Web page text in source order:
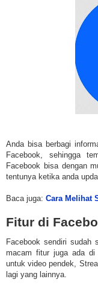
Anda bisa berbagi
Facebook, sehingga
Facebook bisa dengan
tentunya ketika anda
Baca juga: Cara Melihat
Fitur di
Facebook sendiri sudah
macam fitur juga ada di
untuk video pendek,
lagi yang lainnya.